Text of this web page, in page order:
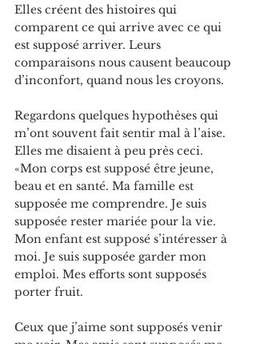
Elles créent des histoires qui
comparent ce qui arrive avec ce qui
est supposé arriver. Leurs
comparaisons nous causent beaucoup
d’inconfort, quand nous les croyons.
Regardons quelques hypothèses qui
m’ont souvent fait sentir mal à l’aise.
Elles me disaient à peu près ceci.
«Mon corps est supposé être jeune,
beau et en santé. Ma famille est
supposée me comprendre. Je suis
supposée rester mariée pour la vie.
Mon enfant est supposé s’intéresser à
moi. Je suis supposée garder mon
emploi. Mes efforts sont supposés
porter fruit.
Ceux que j’aime sont supposés venir